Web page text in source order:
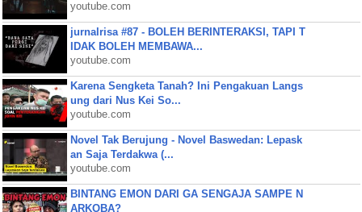
youtube.com
jurnalrisa #87 - BOLEH BERINTERAKSI, TAPI T
IDAK BOLEH MEMBAWA...
youtube.com
Karena Sengketa Tanah? Ini Pengakuan Langs
ung dari Nus Kei So...
youtube.com
Novel Tak Berujung - Novel Baswedan: Lepask
an Saja Terdakwa (...
youtube.com
BINTANG EMON DARI GA SENGAJA SAMPE N
ARKOBA?